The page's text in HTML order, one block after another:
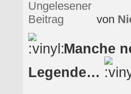
von
Manche
Legende…